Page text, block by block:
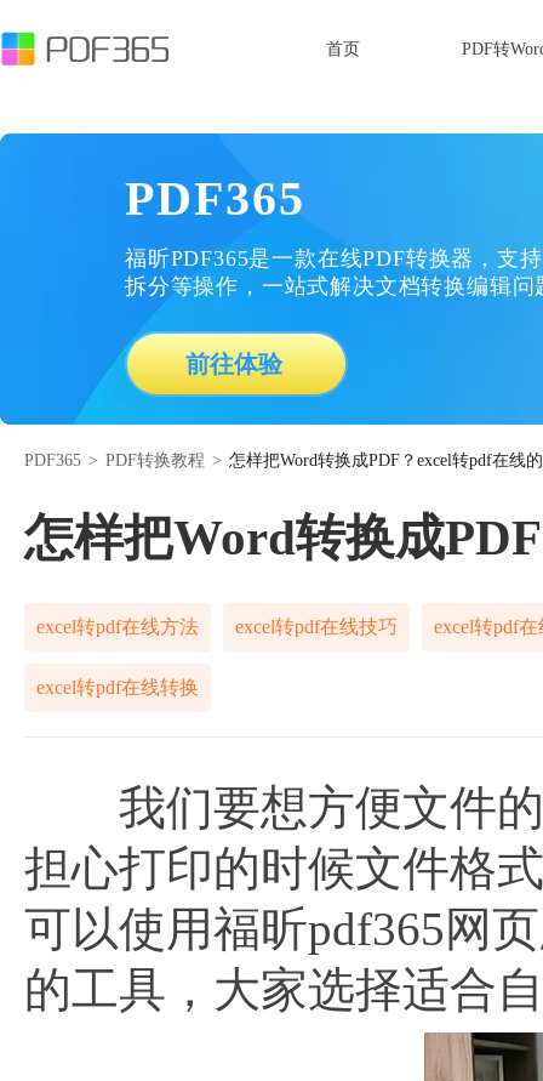
首页 PDF转
PDF365
福昕PDF365是一款在线PDF转换器，支
拆分等操作，一站式解决文档转换编辑问
前往体验
PDF365 > PDF转换教程 > 怎样把Word转换成PDF？excel转pdf在线
怎样把Word转换成
excel转pdf在线方法 excel转pdf在线技巧 excel转pdf
excel转pdf在线转换
我们要想方便文件的
担心打印的时候文件格
可以使用福昕pdf365网
的工具，大家选择适合